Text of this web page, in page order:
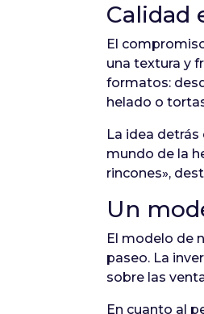
Calidad
El
una textura y
formatos:
helado o
La idea
mundo de la
rincones»,
Un
El modelo de
paseo. La
sobre las
En cuanto al